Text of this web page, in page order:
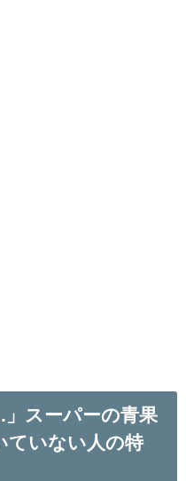
」スーパーの青果
ていない人の特